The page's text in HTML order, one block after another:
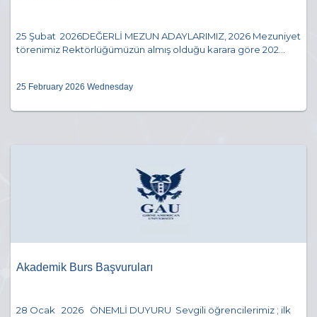
25 Şubat 2026DEĞERLİ MEZUN ADAYLARIMIZ, 2026 Mezuniyet
törenimiz Rektörlüğümüzün almış olduğu karara göre 202...
25 February 2026 Wednesday
Akademik Burs Başvuruları
28 Ocak 2026 ÖNEMLİ DUYURU Sevgili öğrencilerimiz ; ilk